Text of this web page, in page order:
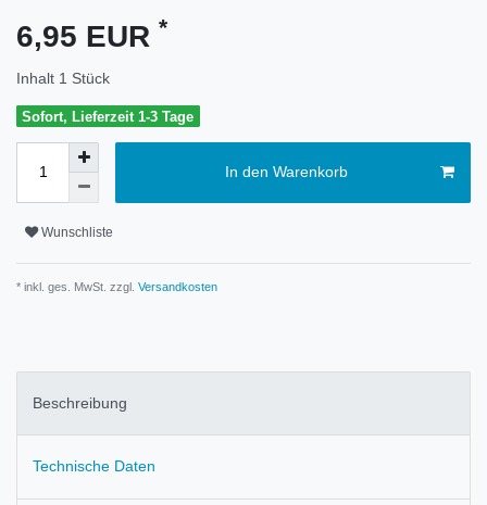
6,95 EUR *
Inhalt 1 Stück
Sofort, Lieferzeit 1-3 Tage
In den Warenkorb
Wunschliste
* inkl. ges. MwSt. zzgl. Versandkosten
Beschreibung
Technische Daten